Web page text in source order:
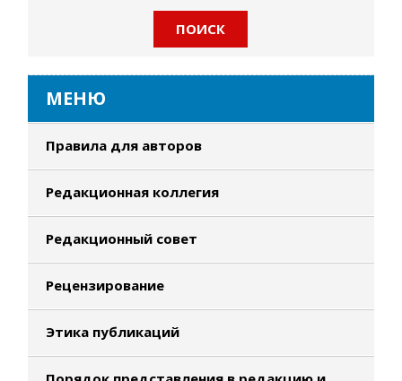
МЕНЮ
Правила для авторов
Редакционная коллегия
Редакционный совет
Рецензирование
Этика публикаций